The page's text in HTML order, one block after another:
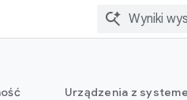
Urządzenia z